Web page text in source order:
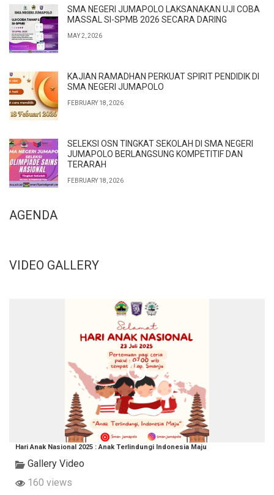
SMA NEGERI JUMAPOLO LAKSANAKAN UJI COBA
MASSAL SI-SPMB 2026 SECARA DARING
MAY 2, 2026
KAJIAN RAMADHAN PERKUAT SPIRIT PENDIDIK DI
SMA NEGERI JUMAPOLO
FEBRUARY 18, 2026
SELEKSI OSN TINGKAT SEKOLAH DI SMA NEGERI
JUMAPOLO BERLANGSUNG KOMPETITIF DAN
TERARAH
FEBRUARY 18, 2026
AGENDA
VIDEO GALLERY
Hari Anak Nasional 2025 : Anak Terlindungi Indonesia Maju
Gallery Video
160 views